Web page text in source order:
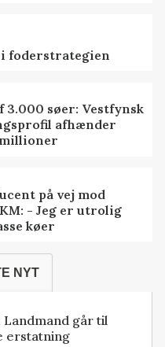
i foderstrategien
3.000 søer: Vestfynsk
afhænder
på vej mod
- Jeg er utrolig
køer
NYT
går til
erstatning